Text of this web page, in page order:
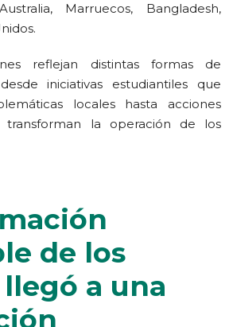
Marruecos, Bangladesh,
reflejan distintas formas de
iniciativas estudiantiles que
locales hasta acciones
transforman la operación de los
de los
a una